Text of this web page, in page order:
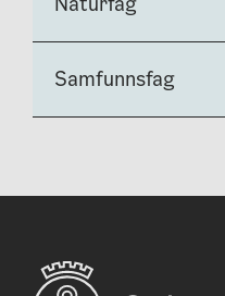
Samfunnsfag